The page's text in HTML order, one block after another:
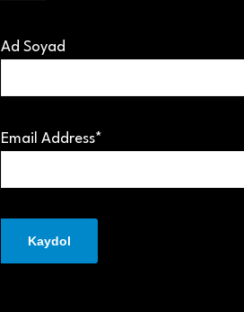
Ad Soyad
Email Address*